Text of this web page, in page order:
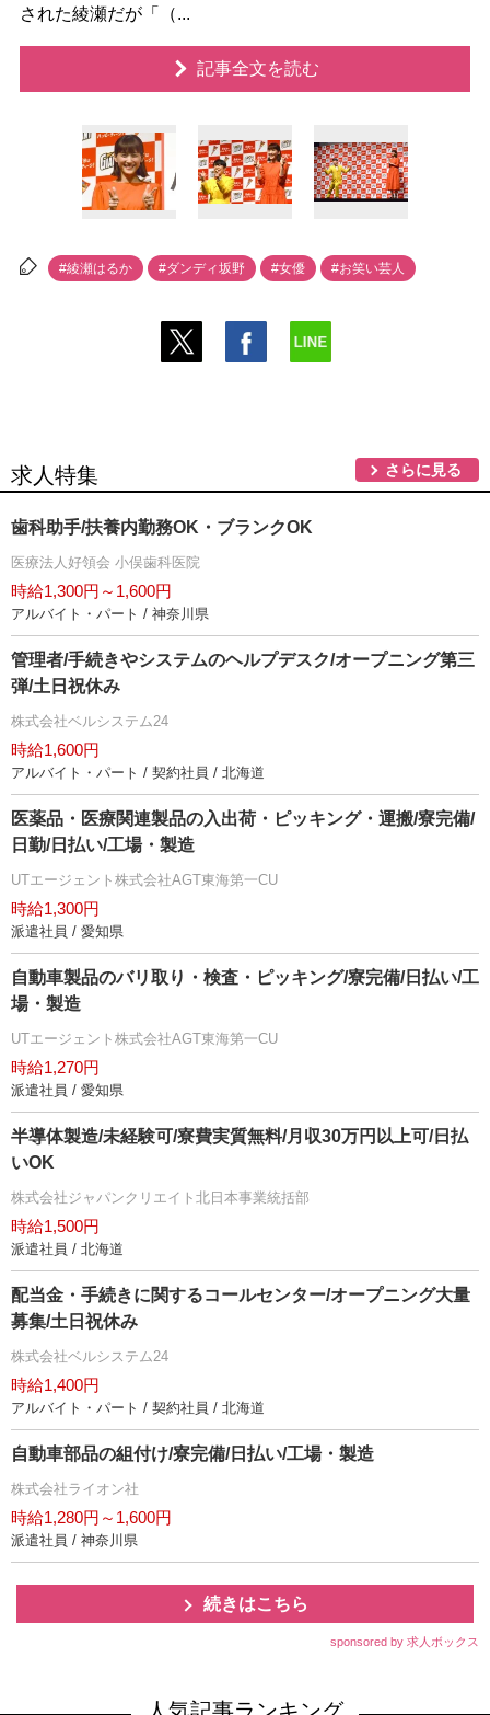
された綾瀬だが「（...
記事全文を読む
#綾瀬はるか #ダンディ坂野 #女優 #お笑い芸人
求人特集 さらに見る
歯科助手/扶養内勤務OK・ブランクOK
医療法人好領会 小俣歯科医院
時給1,300円～1,600円
アルバイト・パート / 神奈川県
管理者/手続きやシステムのヘルプデスク/オープニング第三
弾/土日祝休み
株式会社ベルシステム24
時給1,600円
アルバイト・パート / 契約社員 / 北海道
医薬品・医療関連製品の入出荷・ピッキング・運搬/寮完備/
日勤/日払い/工場・製造
UTエージェント株式会社AGT東海第一CU
時給1,300円
派遣社員 / 愛知県
自動車製品のバリ取り・検査・ピッキング/寮完備/日払い/工
場・製造
UTエージェント株式会社AGT東海第一CU
時給1,270円
派遣社員 / 愛知県
半導体製造/未経験可/寮費実質無料/月収30万円以上可/日払
いOK
株式会社ジャパンクリエイト北日本事業統括部
時給1,500円
派遣社員 / 北海道
配当金・手続きに関するコールセンター/オープニング大量
募集/土日祝休み
株式会社ベルシステム24
時給1,400円
アルバイト・パート / 契約社員 / 北海道
自動車部品の組付け/寮完備/日払い/工場・製造
株式会社ライオン社
時給1,280円～1,600円
派遣社員 / 神奈川県
続きはこちら
sponsored by 求人ボックス